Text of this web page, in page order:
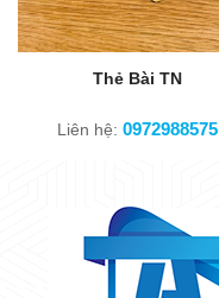
Thẻ Bài TN
Liên hệ:0972988575